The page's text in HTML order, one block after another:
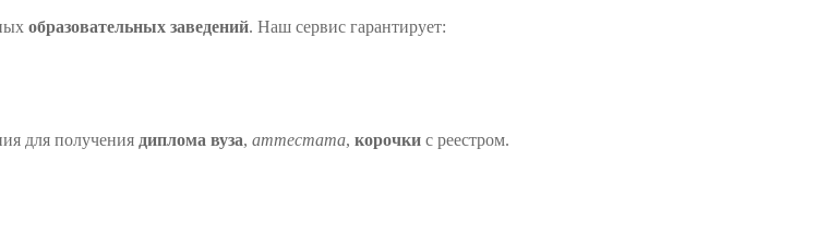
образовательных заведений. Наш сервис гарантирует:
для получения диплома вуза, аттестата, корочки с реестром.